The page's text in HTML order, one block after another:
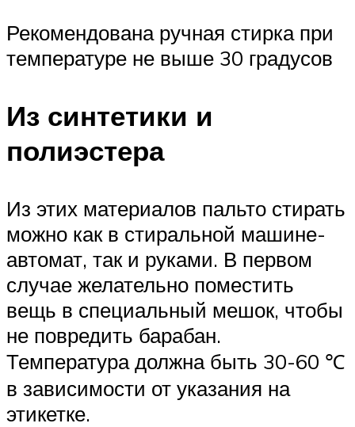
Рекомендована ручная стирка при
температуре не выше 30 градусов
Из синтетики и
полиэстера
Из этих материалов пальто стирать
можно как в стиральной машине-
автомат, так и руками. В первом
случае желательно поместить
вещь в специальный мешок, чтобы
не повредить барабан.
Температура должна быть 30-60 ℃
в зависимости от указания на
этикетке.